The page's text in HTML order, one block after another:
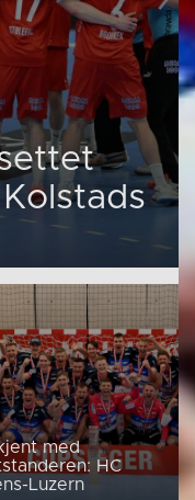
med
HC
Luzern